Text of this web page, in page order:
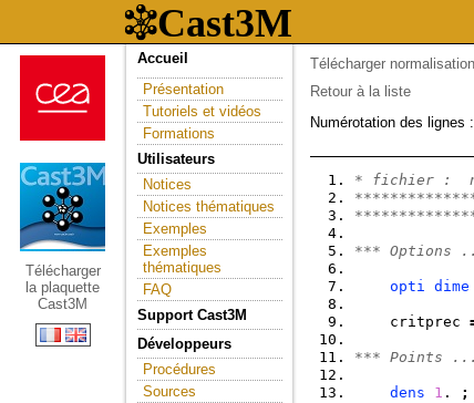
Télécharger
la plaquette
Cast3M
Accueil
Présentation
Tutoriels et vidéos
Formations
Utilisateurs
Notices
Notices thématiques
Exemples
Exemples
thématiques
FAQ
Support Cast3M
Développeurs
Procédures
Sources
Télécharger
Retour à la liste
Numérotation des lignes :
* fichier :
*** Options
opti dime
    critprec
*** Points ...
dens 1 . ;